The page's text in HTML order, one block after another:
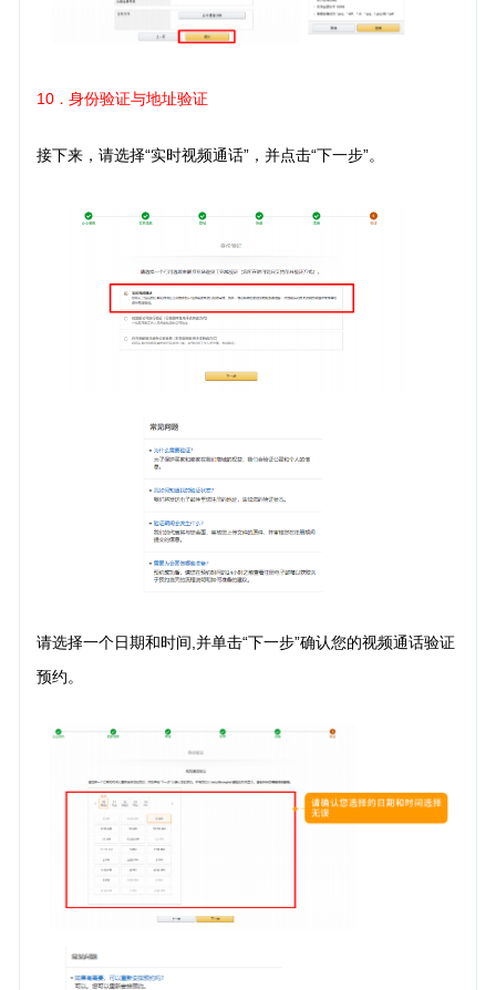
10 ． 身份验证与地址验证
接下来，请选择“实时视频通话”，并点击“下一步”。
请选择一个日期和时间,并单击“下一步”确认您的视频通话验证
预约。